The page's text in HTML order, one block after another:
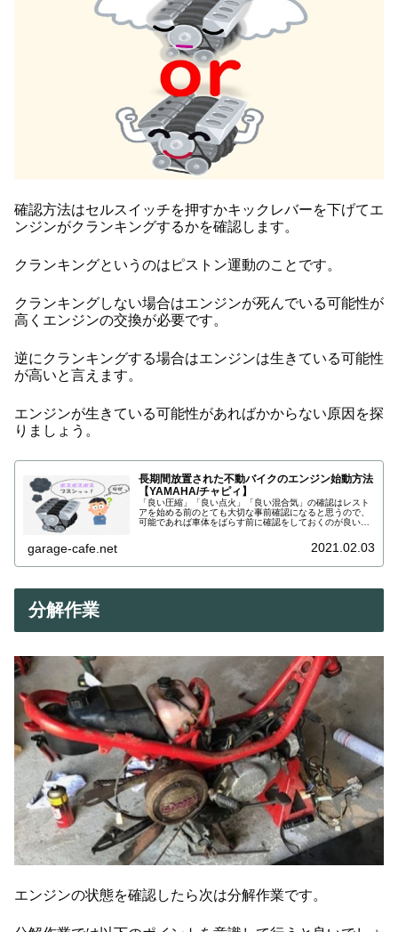
確認方法はセルスイッチを押すかキックレバーを下げてエ
ンジンがクランキングするかを確認します。
クランキングというのはピストン運動のことです。
クランキングしない場合はエンジンが死んでいる可能性が
高くエンジンの交換が必要です。
逆にクランキングする場合はエンジンは生きている可能性
が高いと言えます。
エンジンが生きている可能性があればかからない原因を探
りましょう。
長期間放置された不動バイクのエンジン始動方法
【YAMAHA/チャピィ】
「良い圧縮」「良い点火」「良い混合気」の確認はレスト
アを始める前のとても大切な事前確認になると思うので、
可能であれば車体をばらす前に確認をしておくのが良いか
いたらショックも大きいですし、出費も大きくなりますか
garage-cafe.net 2021.02.03
分解作業
エンジンの状態を確認したら次は分解作業です。